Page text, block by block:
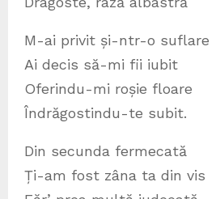
M-ai privit și-ntr-o suflare
Ai decis să-mi fii iubit
Oferindu-mi roșie floare
Îndrăgostindu-te subit.
Din secunda fermecată
Ți-am fost zâna ta din vis